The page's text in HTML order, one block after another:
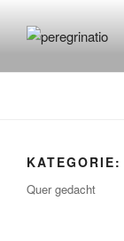
Inhalt
KATEGORIE:
Quer gedacht